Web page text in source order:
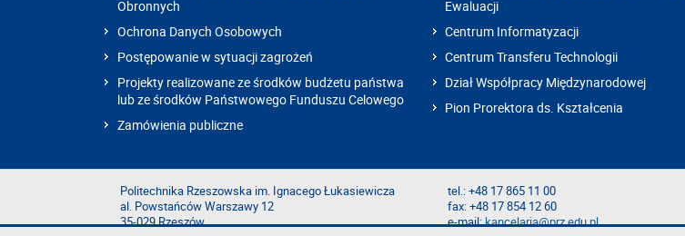
Obronnych
Ochrona Danych Osobowych
Postępowanie w sytuacji zagrożeń
Projekty realizowane ze środków budżetu państwa
lub ze środków Państwowego Funduszu Celowego
Zamówienia publiczne
Ewaluacji
Centrum Informatyzacji
Centrum Transferu Technologii
Dział Współpracy Międzynarodowej
Pion Prorektora ds. Kształcenia
Politechnika Rzeszowska im. Ignacego Łukasiewicza
al. Powstańców Warszawy 12
35-029 Rzeszów
tel.: +48 17 865 11 00
fax: +48 17 854 12 60
e-mail:kancelaria@prz.edu.pl